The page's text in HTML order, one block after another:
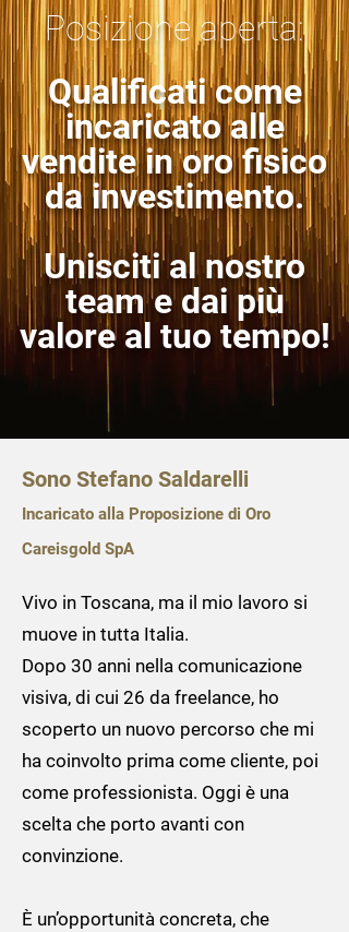
Posizione aperta:
Qualificati come
incaricato alle
vendite in oro fisico
da investimento.
Unisciti al nostro
team e dai più
valore al tuo tempo!
Sono Stefano Saldarelli
Incaricato alla Proposizione di Oro
Careisgold SpA
Vivo in Toscana, ma il mio lavoro si
muove in tutta Italia.
Dopo 30 anni nella comunicazione
visiva, di cui 26 da freelance, ho
scoperto un nuovo percorso che mi
ha coinvolto prima come cliente, poi
come professionista. Oggi è una
scelta che porto avanti con
convinzione.
È un’opportunità concreta, che